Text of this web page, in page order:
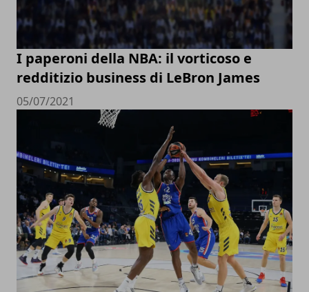
I paperoni della NBA: il vorticoso e
redditizio business di LeBron James
05/07/2021